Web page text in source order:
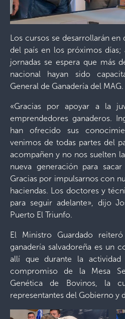
Los cursos se desarrollarán en
del país en los próximos días;
jornadas se espera que más
nacional hayan sido
General de Ganadería del MAG.
«Gracias por apoyar a la
emprendedores ganaderos.
han ofrecido sus
venimos de todas partes del
acompañen y no nos suelten
nueva generación para
Gracias por impulsarnos con
haciendas. Los doctores y
para seguir adelante», dijo
Puerto El Triunfo.
El Ministro Guardado
ganadería salvadoreña es un
allí que durante la
compromiso de la Mesa
Genética de Bovinos, la
representantes del Gobierno y